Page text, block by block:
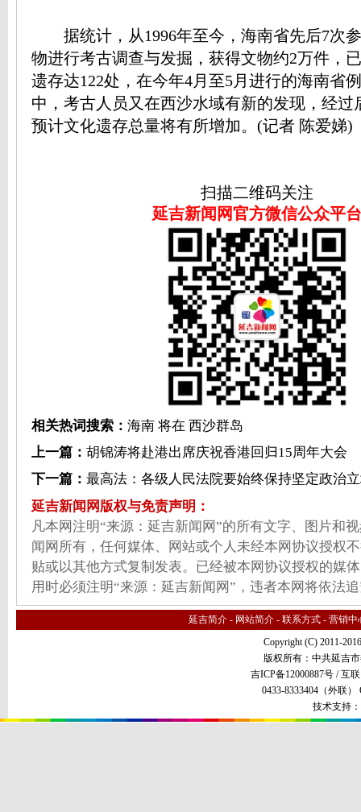
据统计，从1996年至今，海南省先后7次
物进行考古调查与发掘，获得文物约2万件，
遗存达122处，在今年4月至5月进行的海南省
中，考古人员又在西沙水域有新的发现，经过
预计文化遗存总量将有所增加。(记者 陈爱娣)
扫描二维码关注
延吉新闻网官方微信公众平台
相关热词搜索： 海南 将在 西沙群岛
上一篇： 胡锦涛将赴港出席庆祝香港回归15周年大会
下一篇： 最高法：各级人民法院要始终保持坚定政治
延吉新闻网版权与免责声明：
凡本网注明“来源：延吉新闻网”的所有文字、图片和
闻网所有，任何媒体、网站或个人未经本网协议授权
贴或以其他方式复制发表。已经被本网协议授权的媒
用时必须注明“来源：延吉新闻网”，违者本网将依法
延吉简介 - 网站简介 - 联系方式 - 营销中
Copyright (C) 2011-
版权所有：中共延吉
吉ICP备12000887号 /互
0433-8333404（外联）
技术支持：